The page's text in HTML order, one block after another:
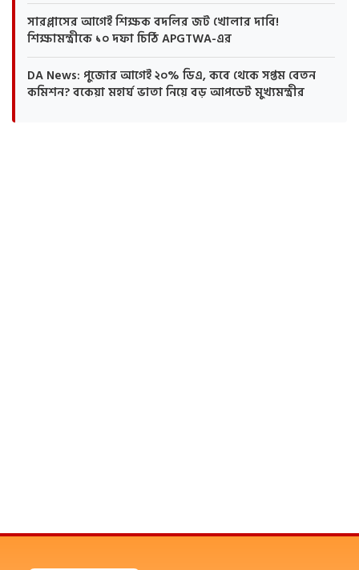
সারপ্লাসের আগেই শিক্ষক বদলির জট খোলার দাবি!
শিক্ষামন্ত্রীকে ১০ দফা চিঠি APGTWA-এর
DA News: পুজোর আগেই ২০% ডিএ, কবে থেকে সপ্তম বেতন
কমিশন? বকেয়া মহার্ঘ ভাতা নিয়ে বড় আপডেট মুখ্যমন্ত্রীর